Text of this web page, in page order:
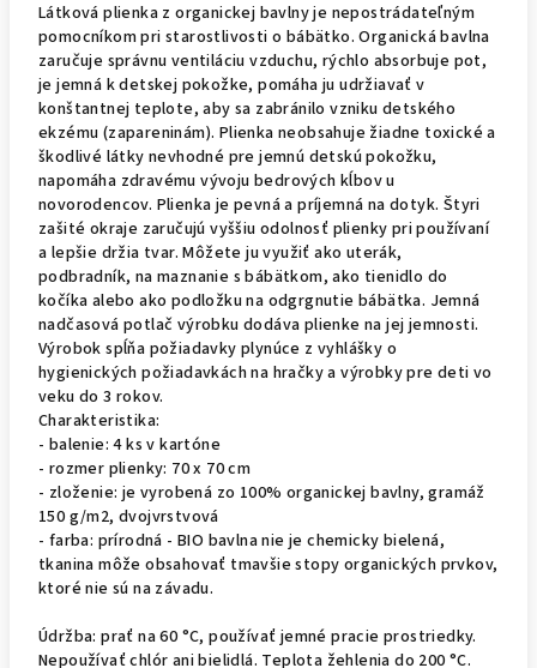
Látková plienka z organickej bavlny je nepostrádateľným
pomocníkom pri starostlivosti o bábätko. Organická bavlna
zaručuje správnu ventiláciu vzduchu, rýchlo absorbuje pot,
je jemná k detskej pokožke, pomáha ju udržiavať v
konštantnej teplote, aby sa zabránilo vzniku detského
ekzému (zapareninám). Plienka neobsahuje žiadne toxické a
škodlivé látky nevhodné pre jemnú detskú pokožku,
napomáha zdravému vývoju bedrových kĺbov u
novorodencov. Plienka je pevná a príjemná na dotyk. Štyri
zašité okraje zaručujú vyššiu odolnosť plienky pri používaní
a lepšie držia tvar. Môžete ju využiť ako uterák,
podbradník, na maznanie s bábätkom, ako tienidlo do
kočíka alebo ako podložku na odgrgnutie bábätka. Jemná
nadčasová potlač výrobku dodáva plienke na jej jemnosti.
Výrobok spĺňa požiadavky plynúce z vyhlášky o
hygienických požiadavkách na hračky a výrobky pre deti vo
veku do 3 rokov.
Charakteristika:
- balenie: 4 ks v kartóne
- rozmer plienky: 70 x 70 cm
- zloženie: je vyrobená zo 100% organickej bavlny, gramáž
150 g/m2, dvojvrstvová
- farba: prírodná - BIO bavlna nie je chemicky bielená,
tkanina môže obsahovať tmavšie stopy organických prvkov,
ktoré nie sú na závadu.
Údržba: prať na 60 °C, používať jemné pracie prostriedky.
Nepoužívať chlór ani bielidlá. Teplota žehlenia do 200 °C.